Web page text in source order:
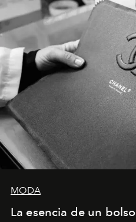
MODA
La esencia de un bolso